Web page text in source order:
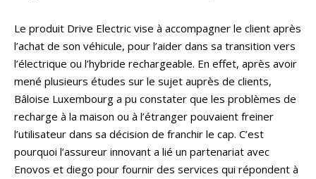
Le produit Drive Electric vise à accompagner le client après
l’achat de son véhicule, pour l’aider dans sa transition vers
l’électrique ou l’hybride rechargeable. En effet, après avoir
mené plusieurs études sur le sujet auprès de clients,
Bâloise Luxembourg a pu constater que les problèmes de
recharge à la maison ou à l’étranger pouvaient freiner
l’utilisateur dans sa décision de franchir le cap. C’est
pourquoi l’assureur innovant a lié un partenariat avec
Enovos et diego pour fournir des services qui répondent à